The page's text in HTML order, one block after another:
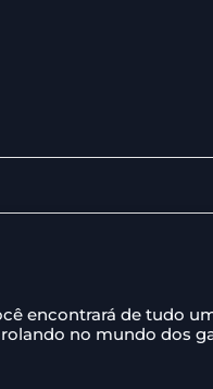
encontrará de tudo
no mundo dos